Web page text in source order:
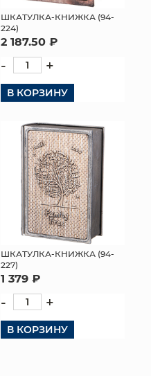
ШКАТУЛКА-КНИЖКА (94-
224)
2 187.50 ₽
- +
В КОРЗИНУ
ШКАТУЛКА-КНИЖКА (94-
227)
1 379 ₽
- +
В КОРЗИНУ